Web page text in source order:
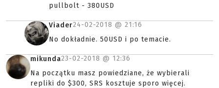
pullbolt - 380USD
Viader24-02-2018 @ 21:16
No dokładnie. 50USD i po temacie.
mikunda23-02-2018 @ 12:36
Na początku masz powiedziane, że wybierali
repliki do $300, SRS kosztuje sporo więcej.